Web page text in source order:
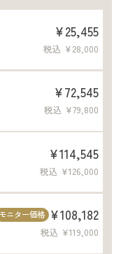
¥25,455
税込 ¥28,000
¥72,545
税込 ¥79,800
¥114,545
税込 ¥126,000
モニター価格 ¥108,182
税込 ¥119,000